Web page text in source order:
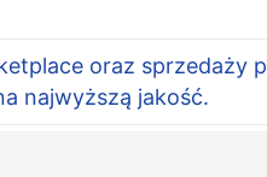
oraz sprzedaży
najwyższą jakość.